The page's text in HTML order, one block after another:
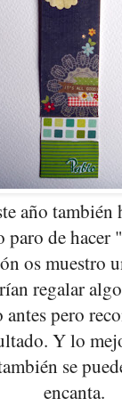
año
de hacer
os muestro
regalar
pero
Y lo
se
encanta.